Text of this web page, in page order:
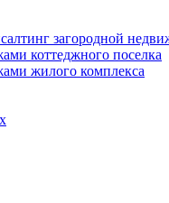
загородной
коттеджного поселка
жилого комплекса